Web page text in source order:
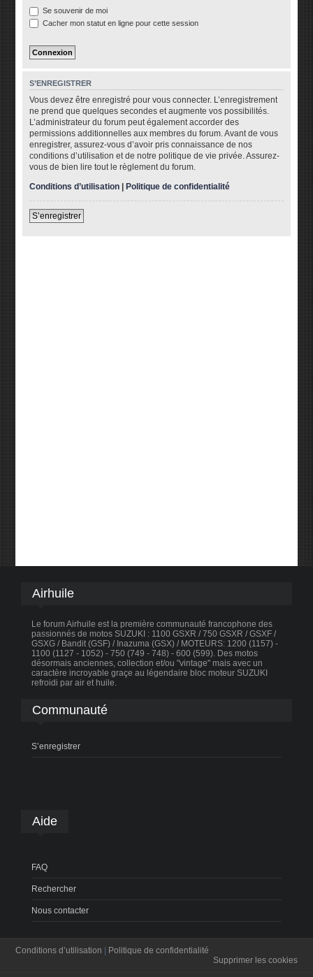
Se souvenir de moi
Cacher mon statut en ligne pour cette session
S’ENREGISTRER
Vous devez être enregistré pour vous connecter. L’enregistrement
ne prend que quelques secondes et augmente vos possibilités.
L’administrateur du forum peut également accorder des
permissions additionnelles aux membres du forum. Avant de vous
enregistrer, assurez-vous d’avoir pris connaissance de nos
conditions d’utilisation et de notre politique de vie privée. Assurez-
vous de bien lire tout le règlement du forum.
Conditions d’utilisation |Politique de confidentialité
S’enregistrer
Airhuile
Le forum Airhuile est la première communauté francophone des
passionnés de motos SUZUKI : 1100 GSXR / 750 GSXR / GSXF /
GSXG / Bandit (GSF) / Inazuma (GSX) / MOTEURS: 1200 (1157) -
1100 (1127 - 1052) - 750 (749 - 748) - 600 (599). Des motos
désormais anciennes, collection et/ou "vintage" mais avec un
caractère incroyable graçe au légendaire bloc moteur SUZUKI
refroidi par air et huile.
Communauté
S’enregistrer
Aide
FAQ
Rechercher
Nous contacter
Conditions d’utilisation | Politique de confidentialité
Supprimer les cookies